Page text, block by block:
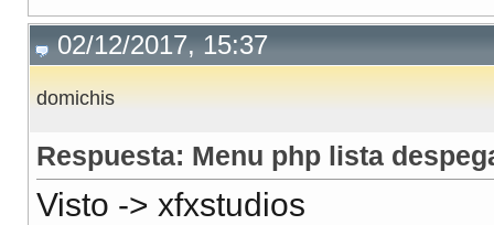
02/12/2017, 15:37
domichis
Respuesta: Menu php lista
Visto -> xfxstudios